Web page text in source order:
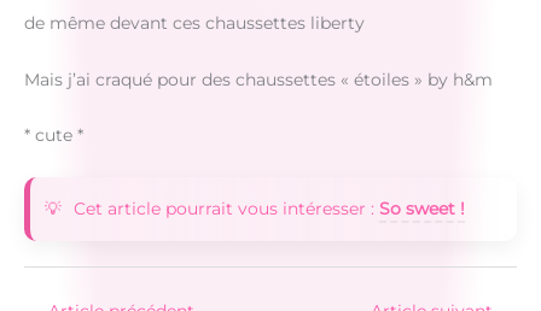
de même devant ces chaussettes liberty
Mais j’ai craqué pour des chaussettes « étoiles » by h&m
* cute *
Cet article pourrait vous intéresser : So sweet !